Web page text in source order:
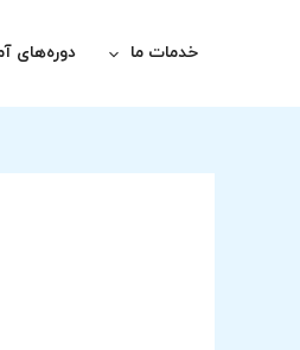
خدمات ما دوره‌های